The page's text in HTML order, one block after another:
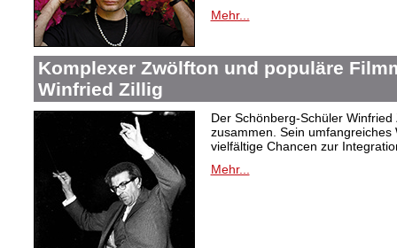
Mehr...
Komplexer Zwölfton und populäre
Winfried Zillig
Der Schönberg-Schüler
zusammen. Sein
vielfältige Chancen zur
Mehr...